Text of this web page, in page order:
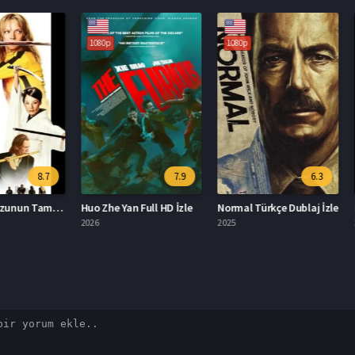
8.7
Kill Bill: Mevzunun Tamamı Türkçe Dublaj İzle
7.9
Huo Zhe Yan Full HD İzle
6.3
Normal Türkçe Dublaj İzle
1080p